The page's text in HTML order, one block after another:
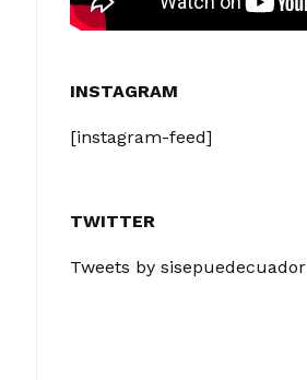
INSTAGRAM
[instagram-feed]
TWITTER
Tweets by sisepuedecuador